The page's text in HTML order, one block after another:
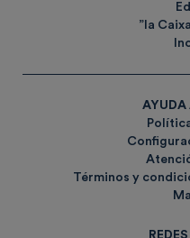
”la
AYUDA
Términos y